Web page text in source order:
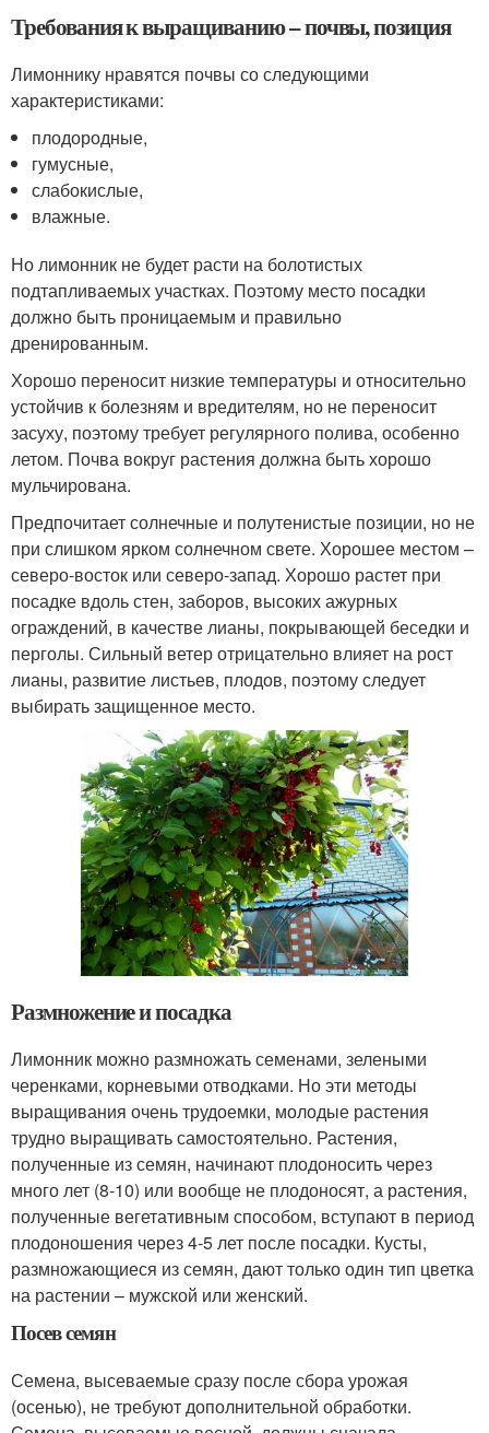
Требования к выращиванию – почвы, позиция
Лимоннику нравятся почвы со следующими
характеристиками:
плодородные,
гумусные,
слабокислые,
влажные.
Но лимонник не будет расти на болотистых
подтапливаемых участках. Поэтому место посадки
должно быть проницаемым и правильно
дренированным.
Хорошо переносит низкие температуры и относительно
устойчив к болезням и вредителям, но не переносит
засуху, поэтому требует регулярного полива, особенно
летом. Почва вокруг растения должна быть хорошо
мульчирована.
Предпочитает солнечные и полутенистые позиции, но не
при слишком ярком солнечном свете. Хорошее местом –
северо-восток или северо-запад. Хорошо растет при
посадке вдоль стен, заборов, высоких ажурных
ограждений, в качестве лианы, покрывающей беседки и
перголы. Сильный ветер отрицательно влияет на рост
лианы, развитие листьев, плодов, поэтому следует
выбирать защищенное место.
Размножение и посадка
Лимонник можно размножать семенами, зелеными
черенками, корневыми отводками. Но эти методы
выращивания очень трудоемки, молодые растения
трудно выращивать самостоятельно. Растения,
полученные из семян, начинают плодоносить через
много лет (8-10) или вообще не плодоносят, а растения,
полученные вегетативным способом, вступают в период
плодоношения через 4-5 лет после посадки. Кусты,
размножающиеся из семян, дают только один тип цветка
на растении – мужской или женский.
Посев семян
Семена, высеваемые сразу после сбора урожая
(осенью), не требуют дополнительной обработки.